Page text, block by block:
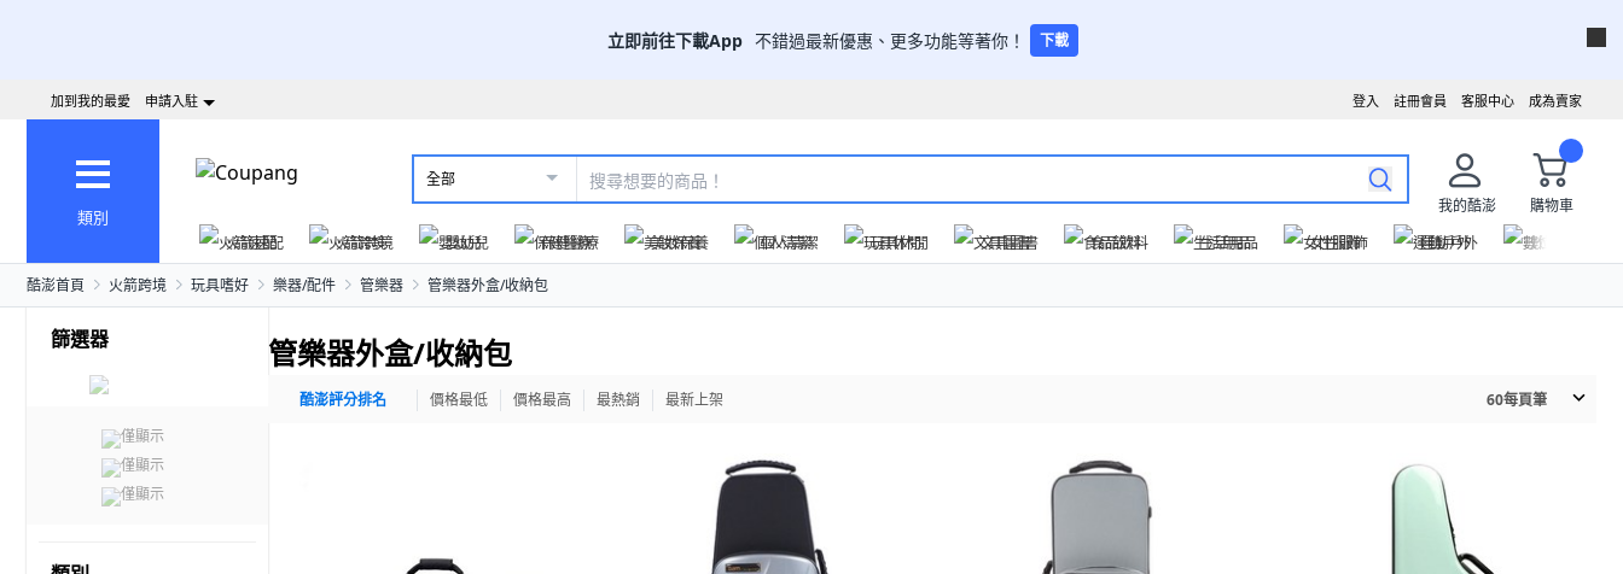
立即前往下載App 不錯過最新優惠、更多功能等著你！ 下載
成為賣家
客服中心
註冊會員
登入
加到我的最愛 申請入駐
類別
全部
我的酷澎
購物車
火箭速配
火箭跨境 嬰幼兒 保健醫療 美妝保養 個人清潔 玩具休閒 文具圖書 食品飲料 生活用品 女性服飾 運動戶外 數位家電
酷澎首頁 火箭跨境 玩具嗜好 樂器/配件 管樂器 管樂器外盒/收納包
篩選器
僅顯示
僅顯示
僅顯示
管樂器外盒/收納包
酷澎評分排名 價格最低 價格最高 最熱銷 最新上架 60每頁筆